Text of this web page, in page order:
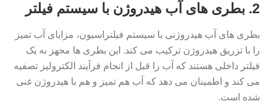
2. بطری های آب هیدروژن با سیستم فیلتر
بطری های آب هیدروژنی با سیستم فیلتراسیون، مزایای آب تمیز
را با تزریق هیدروژن ترکیب می کند. این بطری ها مجهز به یک
فیلتر داخلی هستند که آب را قبل از انجام فرآیند الکترولیز تصفیه
می کند و اطمینان می دهد که آب هم تمیز و هم با هیدروژن غنی
شده است.